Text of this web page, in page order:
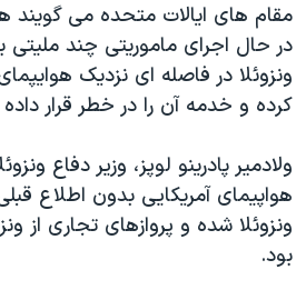
اعتراضات مردمی آبان ۹۸
اسرائیل در جنگ
نرگس محمدی برنده جایزه نوبل صلح
صفحه‌های ویژه
سفر پرزیدنت ترامپ به چین
ونزوئلا در فاصله ای نزدیک
کرده و خدمه آن را در خطر قرار
ولادمیر پادرینو لوپز، وزیر دفاع
هواپیمای آمریکایی بدون اطلاع
ونزوئلا شده و پروازهای تجاری از
بود.